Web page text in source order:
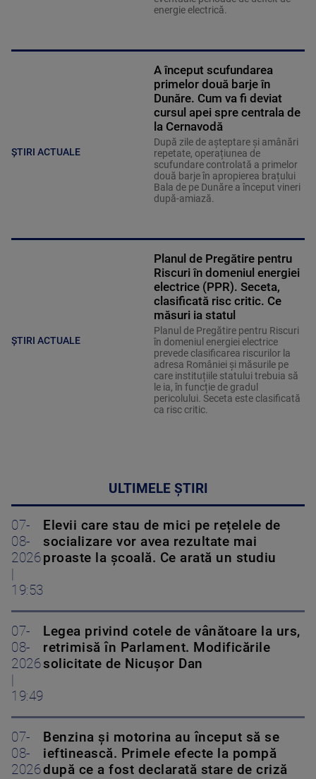
energie electrică.
ȘTIRI ACTUALE
A început scufundarea
primelor două barje în
Dunăre. Cum va fi deviat
cursul apei spre centrala de
la Cernavodă
După zile de așteptare și amânări
repetate, operațiunea de
scufundare controlată a primelor
două barje în apropierea brațului
Bala de pe Dunăre a început vineri
după-amiază.
ȘTIRI ACTUALE
Planul de Pregătire pentru
Riscuri în domeniul energiei
electrice (PPR). Seceta,
clasificată risc critic. Ce
măsuri ia statul
Planul de Pregătire pentru Riscuri
în domeniul energiei electrice
prevede clasificarea riscurilor la
adresa României și măsurile pe
care instituțiile statului trebuia să
le ia, în funcție de gradul
pericolului. Seceta este clasificată
ca risc critic.
ULTIMELE ȘTIRI
07-
08-
2026
19:53
Elevii care stau de mici pe rețelele de
socializare vor avea rezultate mai
proaste la școală. Ce arată un studiu
07-
08-
2026
19:49
Legea privind cotele de vânătoare la urs,
retrimisă în Parlament. Modificările
solicitate de Nicușor Dan
07-
08-
2026
Benzina și motorina au început să se
ieftinească. Primele efecte la pompă
după ce a fost declarată stare de criză